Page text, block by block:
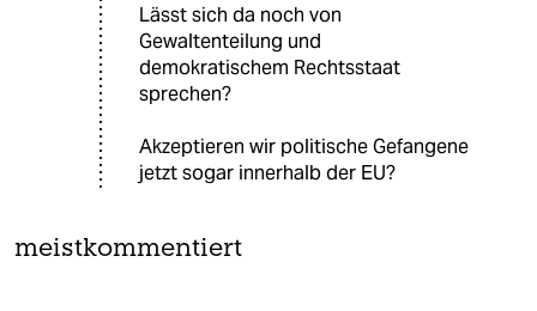
Lässt sich da noch von
Gewaltenteilung und
demokratischem Rechtsstaat
sprechen?
Akzeptieren wir politische Gefangene
jetzt sogar innerhalb der EU?
meistkommentiert